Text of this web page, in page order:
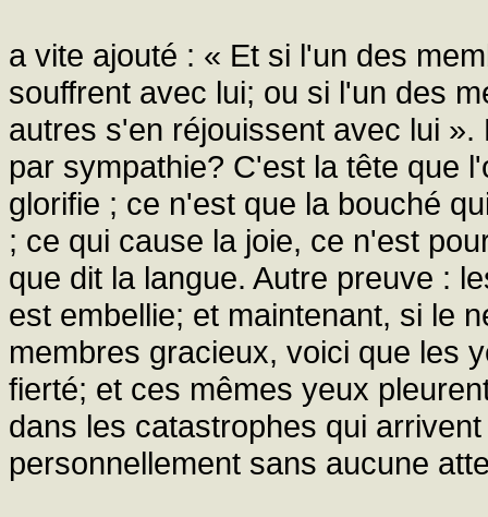
a vite ajouté : « Et si l'un des
souffrent avec lui; ou si l'un des
autres s'en réjouissent avec lui
par sympathie? C'est la tête que
glorifie ; ce n'est que la bouché
; ce qui cause la joie, ce n'est
que dit la langue. Autre preuve :
est embellie; et maintenant, si le
membres gracieux, voici que les
fierté; et ces mêmes yeux
dans les catastrophes qui
personnellement sans aucune